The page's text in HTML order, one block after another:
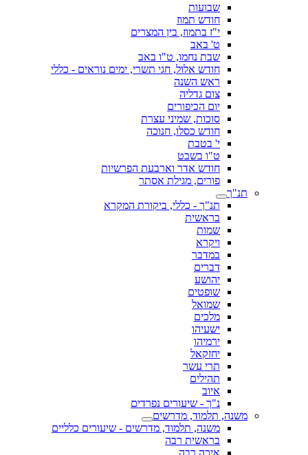
שבועות
חודש תמוז
י"ז בתמוז, בין המצרים
ט' באב
שבת נחמו, ט"ו באב
חודש אלול, חגי תשרי, ימים נוראים - כללי
ראש השנה
צום גדליה
יום הכיפורים
סוכות, שמיני עצרת
חודש כסלו, חנוכה
י' בטבת
ט"ו בשבט
חודש אדר וארבעת הפרשיות
פורים, מגילת אסתר
תנ"ך
תנ"ך - כללי, ביקורת המקרא
בראשית
שמות
ויקרא
במדבר
דברים
יהושע
שופטים
שמואל
מלכים
ישעיהו
ירמיהו
יחזקאל
תרי עשר
תהילים
איוב
נ"ך - שיעורים נפרדים
משנה, תלמוד, מדרשים
משנה, תלמוד, מדרשים - שיעורים כלליים
בראשית רבה
איכה רבה